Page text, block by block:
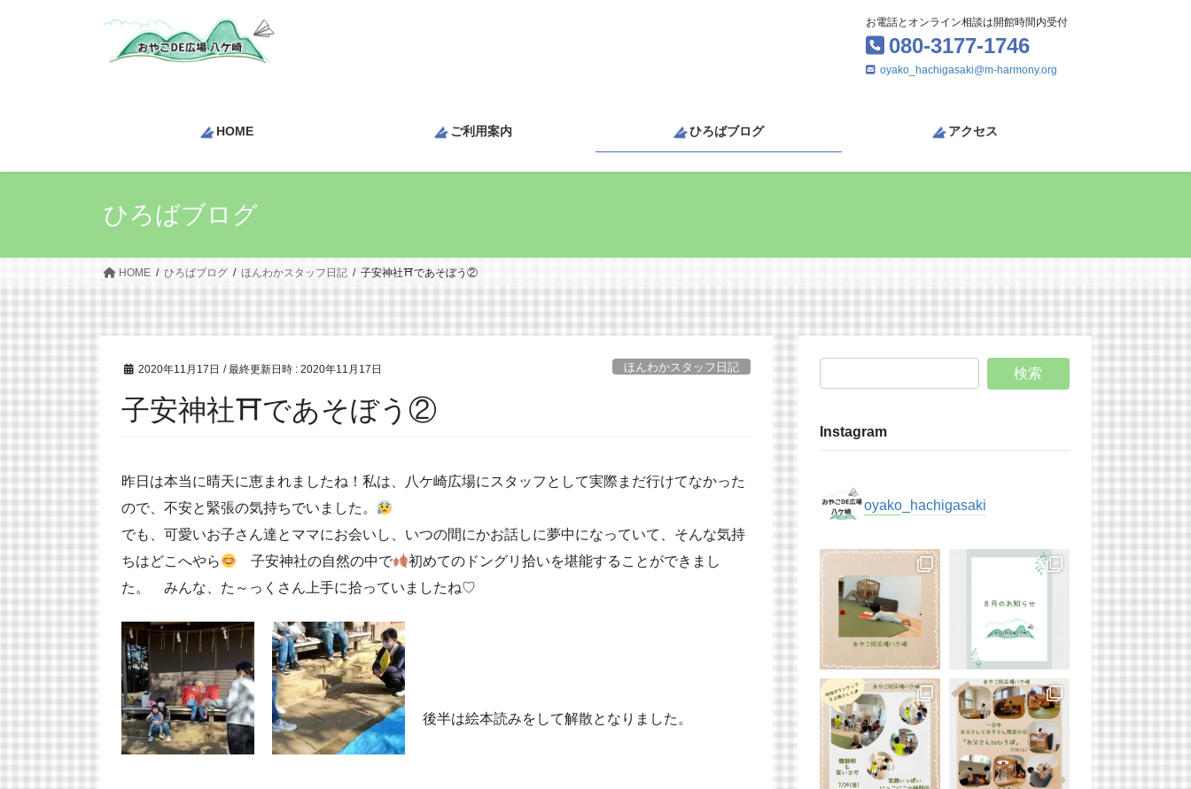
お電話とオンライン相談は開館時間内受付
080-3177-1746
oyako_hachigasaki@m-harmony.org
HOME ご利用案内 ひろばブログ アクセス
ひろばブログ
HOME ひろばブログ ほんわかスタッフ日記 子安神社⛩であそぼう②
2020年11月17日 / 最終更新日時 : 2020年11月17日 ほんわかスタッフ日記
子安神社⛩であそぼう②
昨日は本当に晴天に恵まれましたね！私は、八ケ崎広場にスタッフとして実際まだ行けてなかった
ので、不安と緊張の気持ちでいました。
でも、可愛いお子さん達とママにお会いし、いつの間にかお話しに夢中になっていて、そんな気持
ちはどこへやら
子安神社の自然の中で
初めてのドングリ拾いを堪能することができまし
た。 みんな、た～っくさん上手に拾っていましたね♡
後半は絵本読みをして解散となりました。
Instagram
oyako_hachigasaki